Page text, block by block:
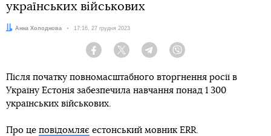
українських військових
Автор:
Анна Холоднова Дата:
17:16, 27 грудня 2023
Facebook Twitter Telegram
Після початку повномасштабного вторгнення росії в
Україну Естонія забезпечила навчання понад 1 300
українських військових.
Про це повідомляє естонський мовник ERR.